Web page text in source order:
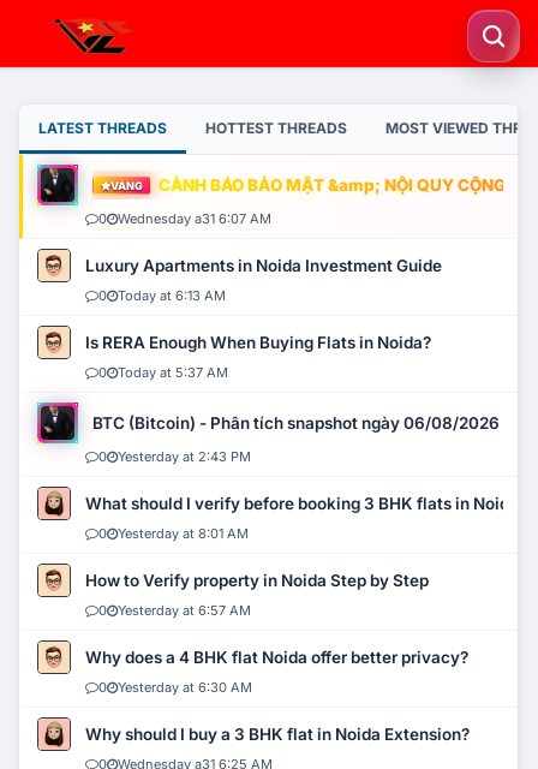
LATEST THREADS HOTTEST THREADS MOST VIEWED
VÀNG CẢNH BÁO BẢO MẬT &amp; NỘI QUY CỘNG
0 Wednesday a31 6:07 AM
Luxury Apartments in Noida Investment Guide
0 Today at 6:13 AM
Is RERA Enough When Buying Flats in Noida?
0 Today at 5:37 AM
BTC (Bitcoin) - Phân tích snapshot ngày 06/08/2026
0 Yesterday at 2:43 PM
What should I verify before booking 3 BHK flats in Noida?
0 Yesterday at 8:01 AM
How to Verify property in Noida Step by Step
0 Yesterday at 6:57 AM
Why does a 4 BHK flat Noida offer better privacy?
0 Yesterday at 6:30 AM
Why should I buy a 3 BHK flat in Noida Extension?
0 Wednesday a31 6:25 AM